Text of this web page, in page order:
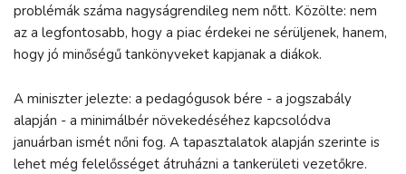
problémák száma nagyságrendileg nem nőtt. Közölte: nem
az a legfontosabb, hogy a piac érdekei ne sérüljenek, hanem,
hogy jó minőségű tankönyveket kapjanak a diákok.
A miniszter jelezte: a pedagógusok bére - a jogszabály
alapján - a minimálbér növekedéséhez kapcsolódva
januárban ismét nőni fog. A tapasztalatok alapján szerinte is
lehet még felelősséget átruházni a tankerületi vezetőkre.